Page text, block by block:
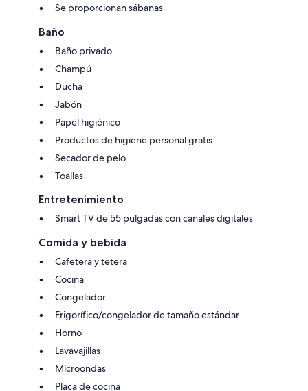
Se proporcionan sábanas
Baño
Baño privado
Champú
Ducha
Jabón
Papel higiénico
Productos de higiene personal gratis
Secador de pelo
Toallas
Entretenimiento
Smart TV de 55 pulgadas con canales digitales
Comida y bebida
Cafetera y tetera
Cocina
Congelador
Frigorífico/congelador de tamaño estándar
Horno
Lavavajillas
Microondas
Placa de cocina